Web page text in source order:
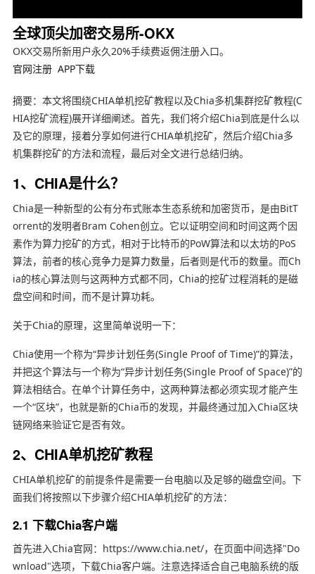
全球顶尖加密交易所-OKX
OKX交易所新用户永久20%手续费返佣注册入口。
官网注册 APP下载
摘要：本文将围绕CHIA单机挖矿教程以及Chia多机集群挖矿教程(C
HIA挖矿流程)展开详细阐述。首先，我们将介绍Chia到底是什么以
及它的原理，接着分享如何进行CHIA单机挖矿，然后介绍Chia多
机集群挖矿的方法和流程，最后对全文进行总结归纳。
1、CHIA是什么？
Chia是一种新型的公有分布式账本生态系统和加密货币，是由BitT
orrent的发明者Bram Cohen创立。它以证明空间和时间这两个因
素作为算力挖矿的方式，相对于比特币的PoW算法和以太坊的PoS
算法，前者的核心竞争力是算力数量，后者则是代币的数量。而Ch
ia的核心算法则与这两种方式都不同，Chia的挖矿过程消耗的是磁
盘空间和时间，而不是计算功耗。
关于Chia的原理，这里简单说明一下：
Chia使用一个称为“异步计划任务(Single Proof of Time)”的算法，
并把这个算法与一个称为“异步计划任务(Single Proof of Space)”的
算法相结合。在单个计算任务中，这两种算法都必须实现才能产生
一个“区块”，也就是新的Chia币的发现，并最终通过加入Chia区块
链网络来验证它是否有效。
2、CHIA单机挖矿教程
CHIA单机挖矿的前提条件是需要一台电脑以及足够的磁盘空间。下
面我们将按照以下步骤介绍CHIA单机挖矿的方法：
2.1 下载Chia客户端
首先进入Chia官网：https://www.chia.net/，在页面中间选择"Do
wnload"选项，下载Chia客户端。注意选择适合自己电脑系统的版